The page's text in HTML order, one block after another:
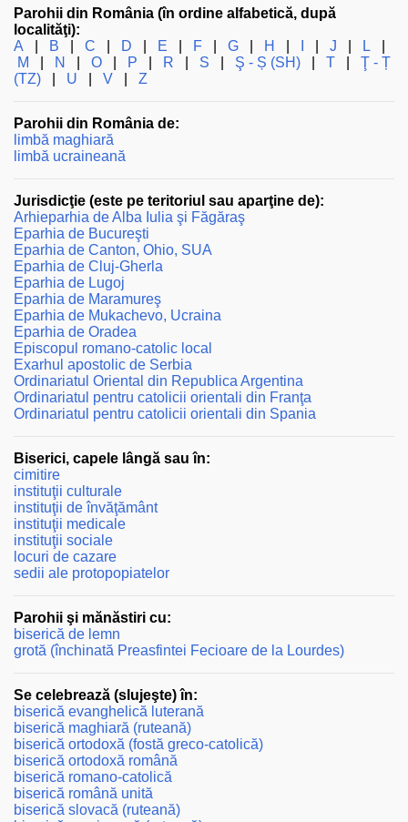
Parohii din România (în ordine alfabetică, după
localităţi):
A
B C D E F G H J L
M
N O P R S Ş - Ș (SH) T
Ţ - Ț
(TZ)
U V Z
Parohii din România de:
limbă maghiară
limbă ucraineană
Jurisdicţie (este pe teritoriul sau aparţine de):
Arhieparhia de Alba Iulia şi Făgăraş
Eparhia de Bucureşti
Eparhia de Canton, Ohio, SUA
Eparhia de Cluj-Gherla
Eparhia de Lugoj
Eparhia de Maramureş
Eparhia de Mukachevo, Ucraina
Eparhia de Oradea
Episcopul romano-catolic local
Exarhul apostolic de Serbia
Ordinariatul Oriental din Republica Argentina
Ordinariatul pentru catolicii orientali din Franţa
Ordinariatul pentru catolicii orientali din Spania
Biserici, capele lângă sau în:
cimitire
instituţii culturale
instituţii de învăţământ
instituţii medicale
instituţii sociale
locuri de cazare
sedii ale protopopiatelor
Parohii şi mănăstiri cu:
biserică de lemn
grotă (închinată Preasfintei Fecioare de la Lourdes)
Se celebrează (slujeşte) în:
biserică evanghelică luterană
biserică maghiară (ruteană)
biserică ortodoxă (fostă greco-catolică)
biserică ortodoxă română
biserică romano-catolică
biserică română unită
biserică slovacă (ruteană)